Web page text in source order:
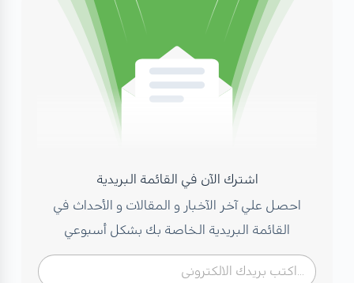
اشترك الآن في القائمة البريدية
احصل علي آخر الآخبار و المقالات و الأحداث في
القائمة البريدية الخاصة بك بشكل أسبوعي